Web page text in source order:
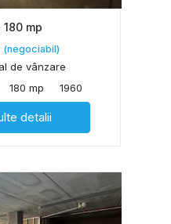
mp
(negociabil)
de vânzare
180 mp 1960
detalii